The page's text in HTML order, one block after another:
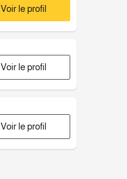
Voir le profil
Voir le profil
Voir le profil